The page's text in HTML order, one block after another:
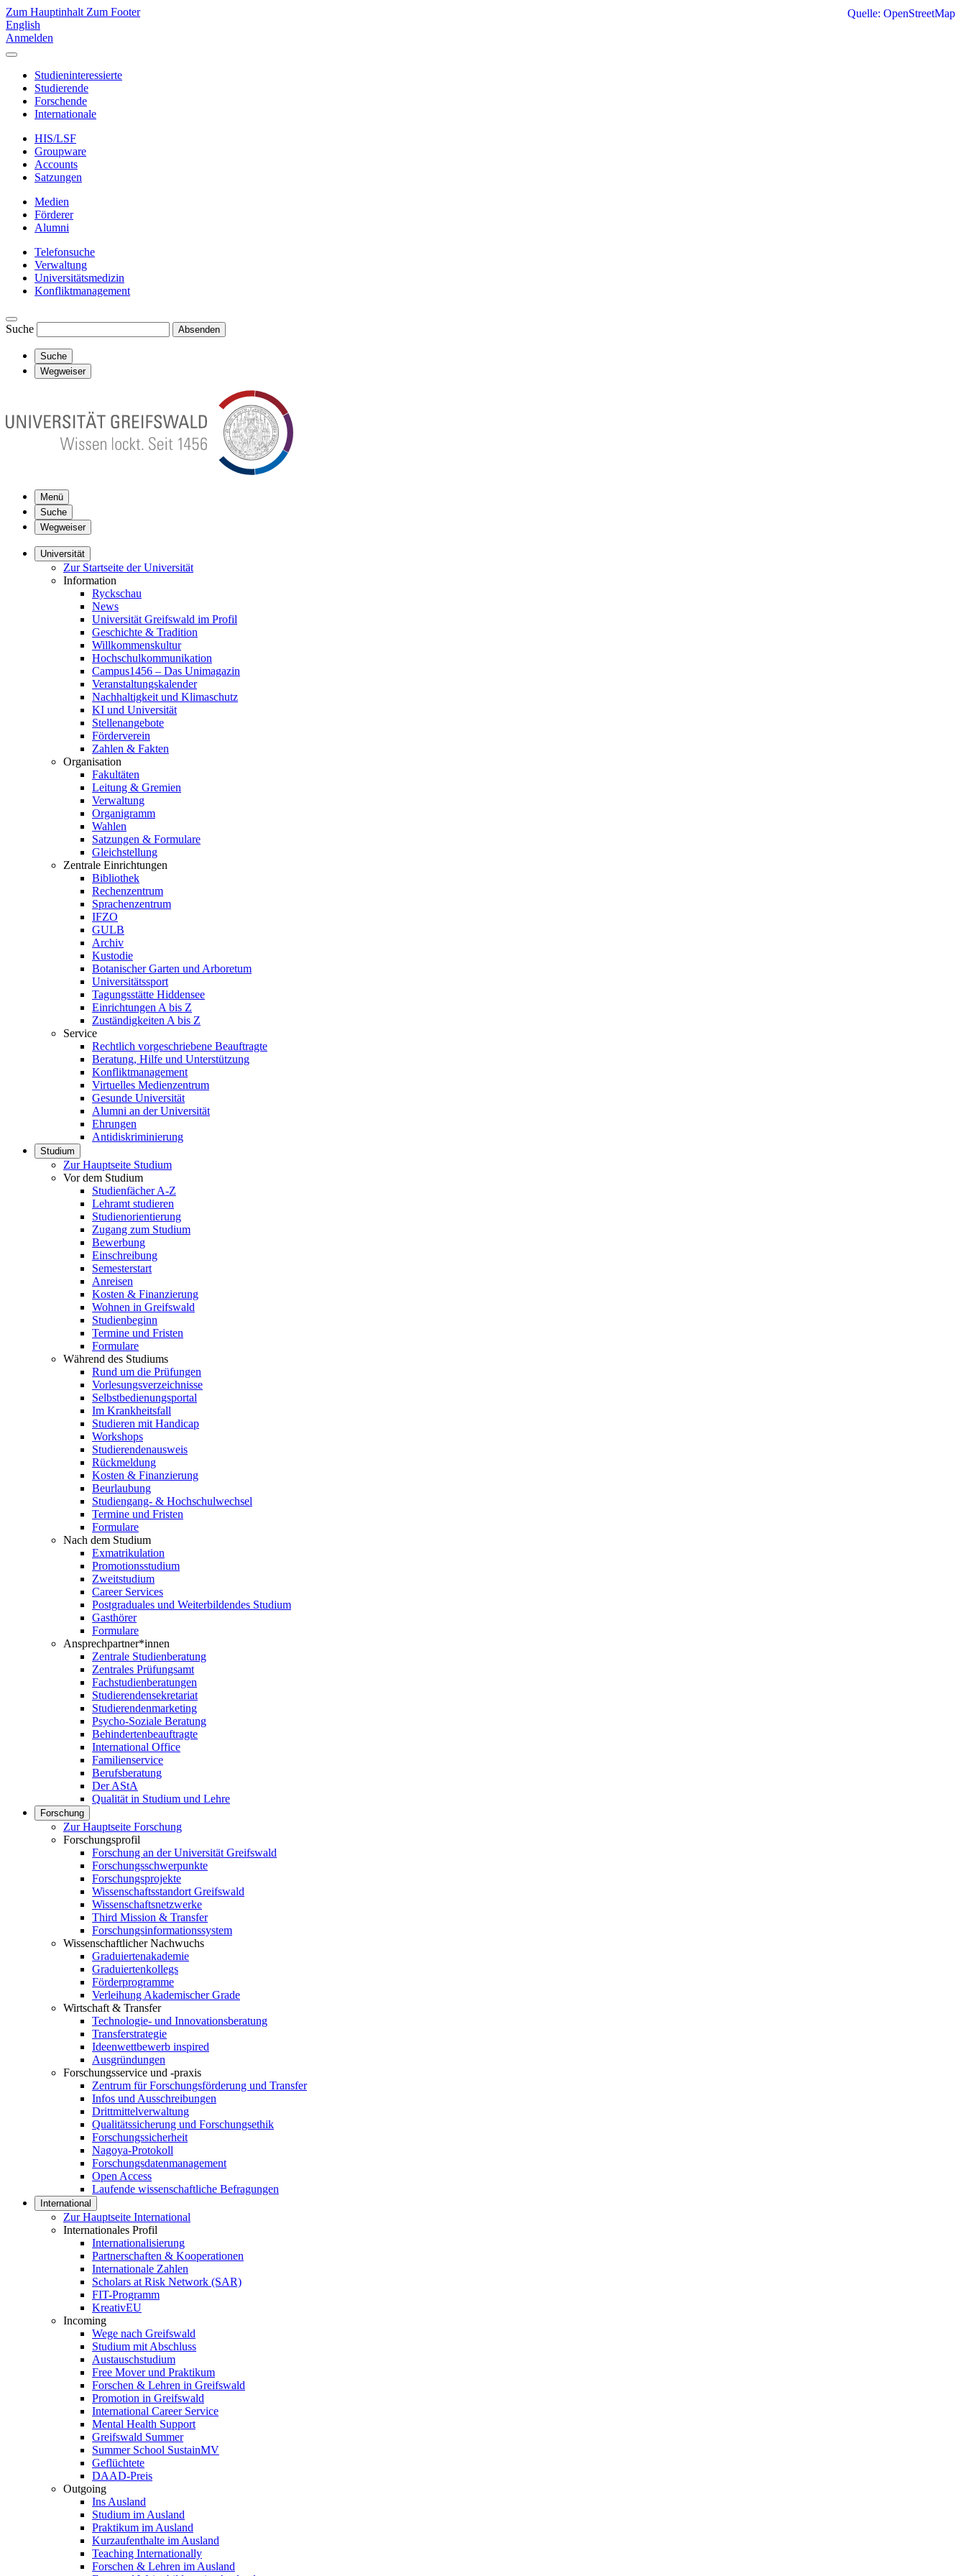
Zum Hauptinhalt Zum Footer
English
Anmelden
Studieninteressierte
Studierende
Forschende
Internationale
HIS/LSF
Groupware
Accounts
Satzungen
Medien
Förderer
Alumni
Telefonsuche
Verwaltung
Universitätsmedizin
Konfliktmanagement
Suche Absenden
Suche
Wegweiser
Menü
Suche
Wegweiser
Universität
Zur Startseite der Universität
Information
Ryckschau
News
Universität Greifswald im Profil
Geschichte & Tradition
Willkommenskultur
Hochschulkommunikation
Campus1456 – Das Unimagazin
Veranstaltungskalender
Nachhaltigkeit und Klimaschutz
KI und Universität
Stellenangebote
Förderverein
Zahlen & Fakten
Organisation
Fakultäten
Leitung & Gremien
Verwaltung
Organigramm
Wahlen
Satzungen & Formulare
Gleichstellung
Zentrale Einrichtungen
Bibliothek
Rechenzentrum
Sprachenzentrum
IFZO
GULB
Archiv
Kustodie
Botanischer Garten und Arboretum
Universitätssport
Tagungsstätte Hiddensee
Einrichtungen A bis Z
Zuständigkeiten A bis Z
Service
Rechtlich vorgeschriebene Beauftragte
Beratung, Hilfe und Unterstützung
Konfliktmanagement
Virtuelles Medienzentrum
Gesunde Universität
Alumni an der Universität
Ehrungen
Antidiskriminierung
Studium
Zur Hauptseite Studium
Vor dem Studium
Studienfächer A-Z
Lehramt studieren
Studienorientierung
Zugang zum Studium
Bewerbung
Einschreibung
Semesterstart
Anreisen
Kosten & Finanzierung
Wohnen in Greifswald
Studienbeginn
Termine und Fristen
Formulare
Während des Studiums
Rund um die Prüfungen
Vorlesungsverzeichnisse
Selbstbedienungsportal
Im Krankheitsfall
Studieren mit Handicap
Workshops
Studierendenausweis
Rückmeldung
Kosten & Finanzierung
Beurlaubung
Studiengang- & Hochschulwechsel
Termine und Fristen
Formulare
Nach dem Studium
Exmatrikulation
Promotionsstudium
Zweitstudium
Career Services
Postgraduales und Weiterbildendes Studium
Gasthörer
Formulare
Ansprechpartner*innen
Zentrale Studienberatung
Zentrales Prüfungsamt
Fachstudienberatungen
Studierendensekretariat
Studierendenmarketing
Psycho-Soziale Beratung
Behindertenbeauftragte
International Office
Familienservice
Berufsberatung
Der AStA
Qualität in Studium und Lehre
Forschung
Zur Hauptseite Forschung
Forschungsprofil
Forschung an der Universität Greifswald
Forschungsschwerpunkte
Forschungsprojekte
Wissenschaftsstandort Greifswald
Wissenschaftsnetzwerke
Third Mission & Transfer
Forschungsinformationssystem
Wissenschaftlicher Nachwuchs
Graduiertenakademie
Graduiertenkollegs
Förderprogramme
Verleihung Akademischer Grade
Wirtschaft & Transfer
Technologie- und Innovationsberatung
Transferstrategie
Ideenwettbewerb inspired
Ausgründungen
Forschungsservice und -praxis
Zentrum für Forschungsförderung und Transfer
Infos und Ausschreibungen
Drittmittelverwaltung
Qualitätssicherung und Forschungsethik
Forschungssicherheit
Nagoya-Protokoll
Forschungsdatenmanagement
Open Access
Laufende wissenschaftliche Befragungen
International
Zur Hauptseite International
Internationales Profil
Internationalisierung
Partnerschaften & Kooperationen
Internationale Zahlen
Scholars at Risk Network (SAR)
FIT-Programm
KreativEU
Incoming
Wege nach Greifswald
Studium mit Abschluss
Austauschstudium
Free Mover und Praktikum
Forschen & Lehren in Greifswald
Promotion in Greifswald
International Career Service
Mental Health Support
Greifswald Summer
Summer School SustainMV
Geflüchtete
DAAD-Preis
Outgoing
Ins Ausland
Studium im Ausland
Praktikum im Ausland
Kurzaufenthalte im Ausland
Teaching Internationally
Forschen & Lehren im Ausland
Quelle: OpenStreetMap